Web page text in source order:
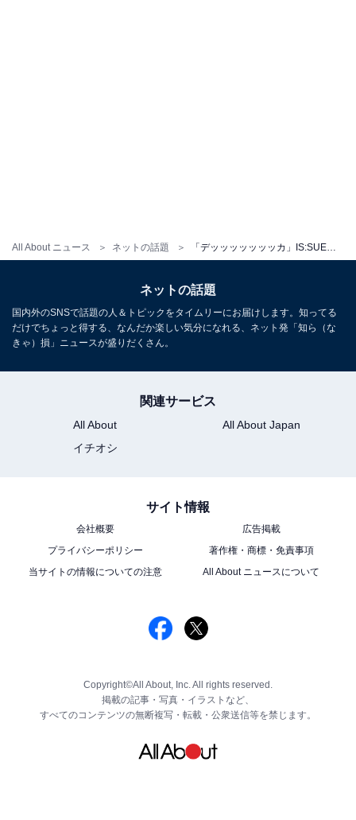
All About ニュース ネットの話題
ネットの話題
国内外のSNSで話題の人＆トピックをタイムリーにお届けします。知ってる
だけでちょっと得する、なんだか楽しい気分になれる、ネット発「知ら（な
きゃ）損」ニュースが盛りだくさん。
関連サービス
All About
All About Japan
イチオシ
サイト情報
会社概要
広告掲載
プライバシーポリシー
著作権・商標・免責事項
当サイトの情報についての注意
All About ニュースについて
Copyright©All About, Inc. All rights reserved.
掲載の記事・写真・イラストなど、
すべてのコンテンツの無断複写・転載・公衆送信等を禁じます。